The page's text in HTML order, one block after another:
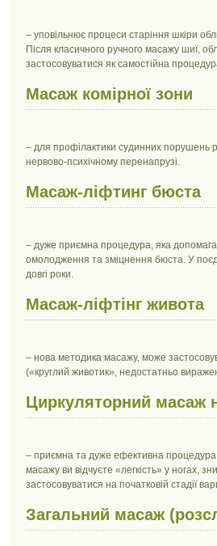
– уповільнює процеси старіння шкіри
Після класичного ручного масажу шиї,
застосовуватися як самостійна
Масаж комірної зони
– для профілактики судинних порушень
нервово-психічному перенапрузі.
Масаж-ліфтинг бюста
– дуже приємна процедура, яка
омолодження та зміцнення бюста. У
довгі роки.
Масаж-ліфтінг живота
– нова методика масажу, може
(«круглий животик», недостатньо
Циркуляторний масаж
– приємна та дуже ефективна процедура.
масажу ви відчуєте «легкість» у ногах,
застосовуватися на початковій стадії
Загальний масаж